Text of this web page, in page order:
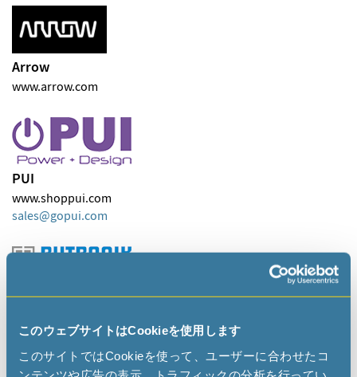
このウェブサイトはCookieを使用します
このサイトではCookieを使って、ユーザーに合わせたコ
Arrow
www.arrow.com
PUI
www.shoppui.com
sales
gopui com
www.rutronik.com